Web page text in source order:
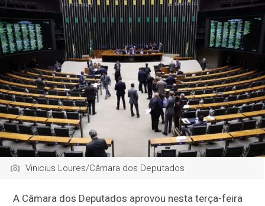
Vinicius Loures/Câmara dos Deputados
A Câmara dos Deputados aprovou nesta terça-feira